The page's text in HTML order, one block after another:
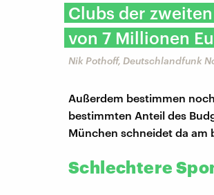
Clubs der
von 7 Millionen
Nik Pothoff, Deutschlandfunk
Außerdem bestimmen
bestimmten Anteil des
München schneidet da am
Schlechtere